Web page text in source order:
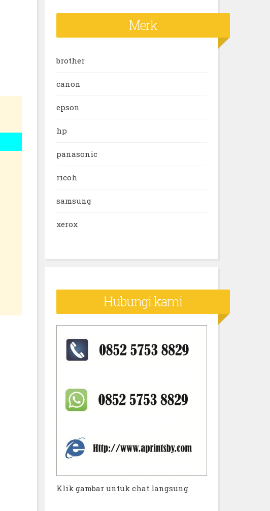
Merk
brother
canon
epson
hp
panasonic
ricoh
samsung
xerox
Hubungi kami
Klik gambar untuk chat langsung